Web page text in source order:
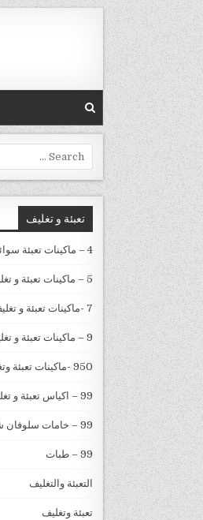
Skip to content
Search for:
تعبئة و تغليف
4 – ماكينات تعبئة سوائل في عبوات و اكياس
5 – ماكينات تعبئة و تغليف السوائل في اكياس اوتوماتيك
7 -ماكينات تعبئة و تغليف الاكواب
9 – ماكينات تعبئة و تغليف الحبوب و الحبيبات
950 -ماكينات تعبئة وتغليف البودر شديد النعومة
99 – اكياس تعبئة و تغليف
99 – خامات سلوفان شرنك
99 – طبات
التعبئة والتغليف
تعبئة وتغليف